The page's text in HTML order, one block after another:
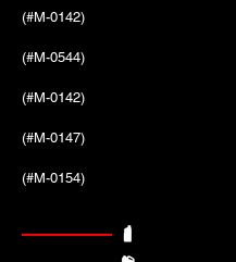
(#M-0142)
(#M-0544)
(#M-0142)
(#M-0147)
(#M-0154)